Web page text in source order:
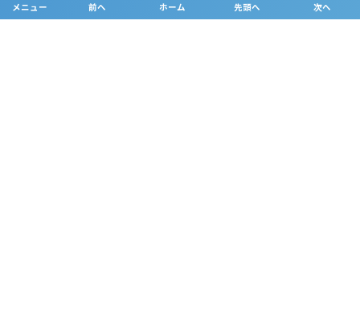
メニュー 前へ ホーム 先頭へ 次へ
お知らせ